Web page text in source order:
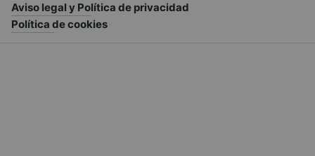
Aviso legal y Política de privacidad
Política de cookies